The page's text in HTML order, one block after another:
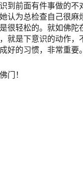
到前面有件事做的
认为总检查自己很麻
很轻松的。就如佛
就是下意识的动作，
好的习惯，非常重要。
门！